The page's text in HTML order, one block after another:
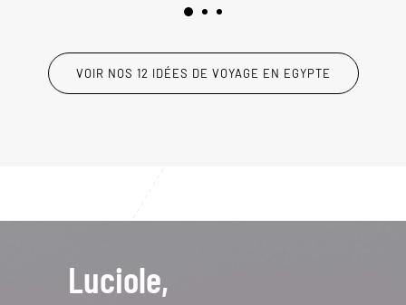
VOIR NOS 12 IDÉES DE VOYAGE EN EGYPTE
Luciole,